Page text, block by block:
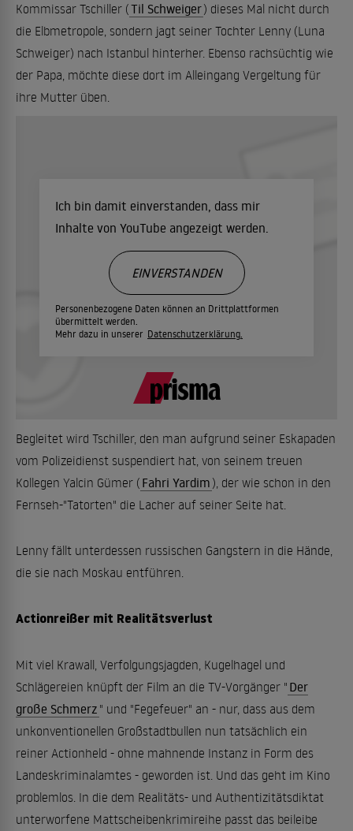
Kommissar Tschiller (Til Schweiger) dieses Mal nicht durch
die Elbmetropole, sondern jagt seiner Tochter Lenny (Luna
Schweiger) nach Istanbul hinterher. Ebenso rachsüchtig wie
der Papa, möchte diese dort im Alleingang Vergeltung für
ihre Mutter üben.
Ich bin damit einverstanden, dass mir
Inhalte von YouTube angezeigt werden.
Personenbezogene Daten können an Drittplattformen
übermittelt werden.
Mehr dazu in unserer Datenschutzerklärung.
EINVERSTANDEN
Begleitet wird Tschiller, den man aufgrund seiner Eskapaden
vom Polizeidienst suspendiert hat, von seinem treuen
Kollegen Yalcin Gümer ( Fahri Yardim ), der wie schon in den
Fernseh-"Tatorten" die Lacher auf seiner Seite hat.
Lenny fällt unterdessen russischen Gangstern in die Hände,
die sie nach Moskau entführen.
Actionreißer mit Realitätsverlust
Mit viel Krawall, Verfolgungsjagden, Kugelhagel und
Schlägereien knüpft der Film an die TV-Vorgänger " Der
große Schmerz " und "Fegefeuer" an - nur, dass aus dem
unkonventionellen Großstadtbullen nun tatsächlich ein
reiner Actionheld - ohne mahnende Instanz in Form des
Landeskriminalamtes - geworden ist. Und das geht im Kino
problemlos. In die dem Realitäts- und Authentizitätsdiktat
unterworfene Mattscheibenkrimireihe passt das beileibe